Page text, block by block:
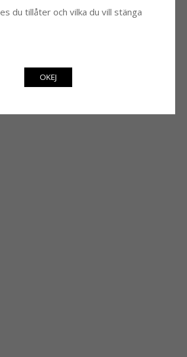
du tillåter och vilka du vill stänga
OKEJ